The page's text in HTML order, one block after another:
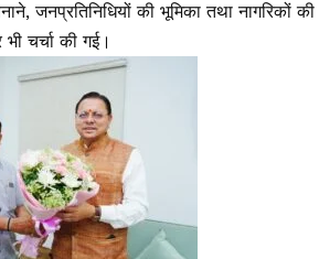
की भूमिका तथा नागरिकों की
चर्चा की गई।